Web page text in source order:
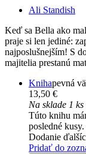
Ali Standish
Keď sa Bella ako
praje si len jediné:
najposlušnejším! S
majitelia prestanú
Knihapevná
13,50 €
Na sklade 1 ks
Túto knihu
posledné
Dodanie
Pridať do